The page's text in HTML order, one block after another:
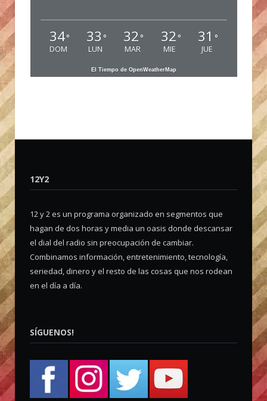
34°
DOM
33 °
LUN
32 °
MAR
32 °
MIE
31 °
JUE
El Tiempo de OpenWeatherMap
12Y2
12 y 2 es un programa organizado en segmentos que
hagan de dos horas y media un oasis donde descansar
el dial del radio sin preocupación de cambiar.
Combinamos información, entretenimiento, tecnología,
seriedad, dinero y el resto de las cosas que nos rodean
en el día a día.
SÍGUENOS!